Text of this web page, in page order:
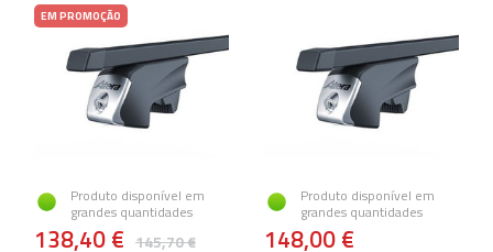
EM PROMOÇÃO
Produto disponível em
grandes quantidades
145,70 €
138,40 €
Produto disponível em
grandes quantidades
148,00 €